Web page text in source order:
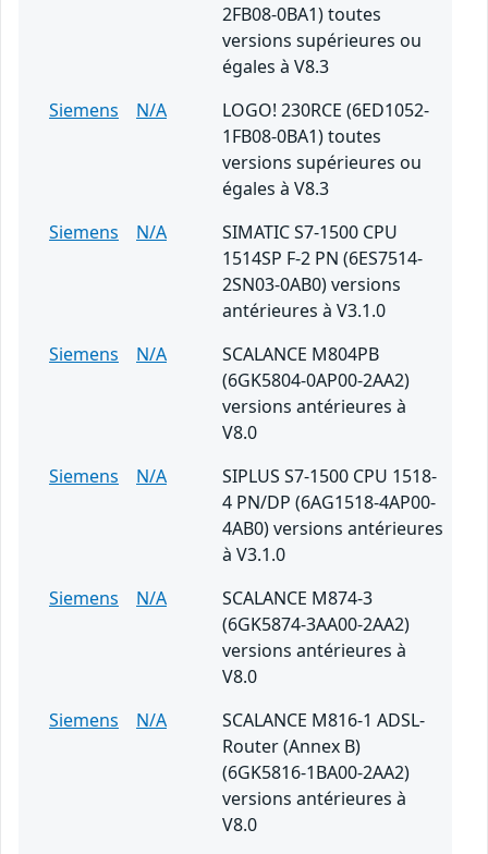
2FB08-0BA1) toutes
versions supérieures ou
égales à V8.3
Siemens
N/A
LOGO! 230RCE (6ED1052-
1FB08-0BA1) toutes
versions supérieures ou
égales à V8.3
Siemens
N/A
SIMATIC S7-1500 CPU
1514SP F-2 PN (6ES7514-
2SN03-0AB0) versions
antérieures à V3.1.0
Siemens
N/A
SCALANCE M804PB
(6GK5804-0AP00-2AA2)
versions antérieures à
V8.0
Siemens
N/A
SIPLUS S7-1500 CPU 1518-
4 PN/DP (6AG1518-4AP00-
4AB0) versions antérieures
à V3.1.0
Siemens
N/A
SCALANCE M874-3
(6GK5874-3AA00-2AA2)
versions antérieures à
V8.0
Siemens
N/A
SCALANCE M816-1 ADSL-
Router (Annex B)
(6GK5816-1BA00-2AA2)
versions antérieures à
V8.0